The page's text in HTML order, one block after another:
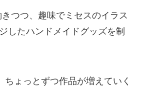
つつ、趣味でミセスのイラス
したハンドメイドグッズを制
ちょっとずつ作品が増えていく